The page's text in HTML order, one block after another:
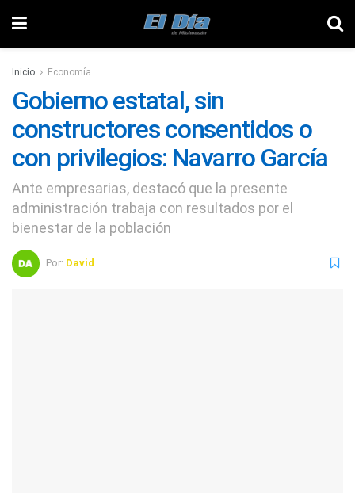
Inicio Economía
Gobierno estatal, sin
constructores consentidos o
con privilegios: Navarro García
Ante empresarias, destacó que la presente
administración trabaja con resultados por el
bienestar de la población
Por: David